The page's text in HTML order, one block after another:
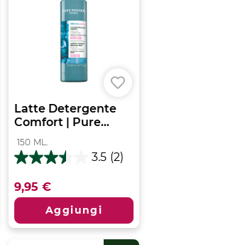
Latte Detergente
Comfort | Pure...
150 ML.
3.5 (2)
3.5
5
stelle.
recensioni
9,95 €
Aggiungi